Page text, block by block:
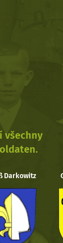
všechny
Darkowitz